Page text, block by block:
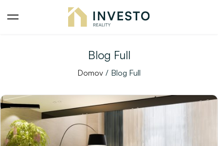
Blog Full
Domov Blog Full